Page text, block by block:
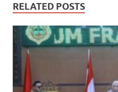
RELATED POSTS